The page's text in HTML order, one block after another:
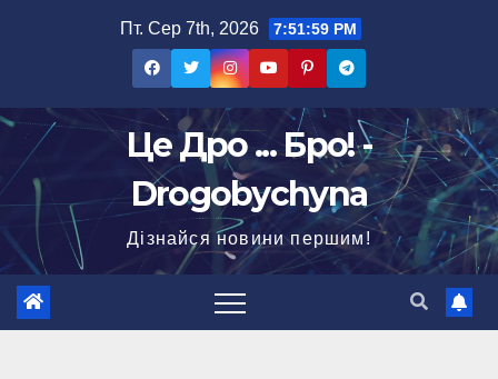
Пт. Сер 7th, 2026 7:52:00 PM
Це Дро ... Бро! -
Drogobychyna
Дізнайся новини першим!